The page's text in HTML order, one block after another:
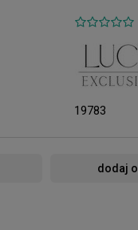
19783
dodaj